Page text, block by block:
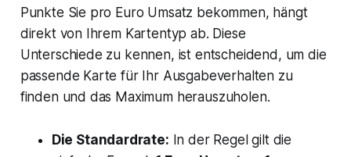
Punkte Sie pro Euro Umsatz bekommen, hängt
direkt von Ihrem Kartentyp ab. Diese
Unterschiede zu kennen, ist entscheidend, um die
passende Karte für Ihr Ausgabeverhalten zu
finden und das Maximum herauszuholen.
Die Standardrate: In der Regel gilt die